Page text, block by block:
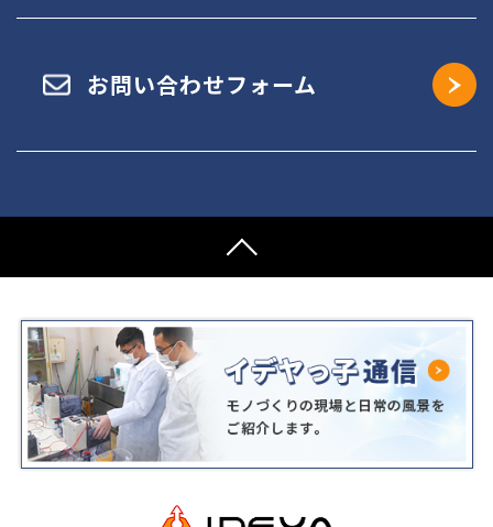
お問い合わせフォーム